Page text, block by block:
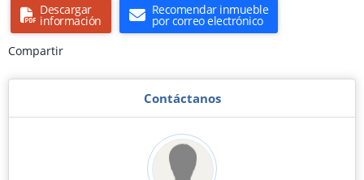
Descargar
información
Recomendar inmueble
por correo electrónico
Compartir
Contáctanos